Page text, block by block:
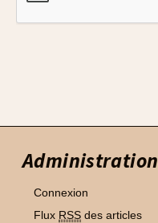
Administration
Connexion
Flux RSS des articles